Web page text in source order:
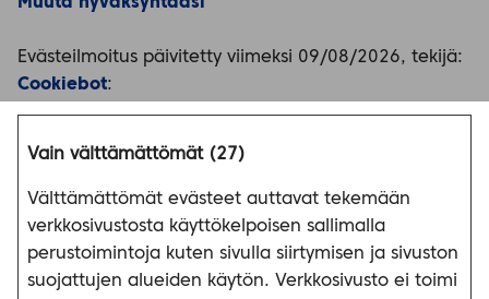
Evästeilmoitus päivitetty viimeksi 09/08/2026, tekijä:
Cookiebot:
Vain välttämättömät (27)
Välttämättömät evästeet auttavat tekemään
verkkosivustosta käyttökelpoisen sallimalla
perustoimintoja kuten sivulla siirtymisen ja sivuston
suojattujen alueiden käytön. Verkkosivusto ei toimi